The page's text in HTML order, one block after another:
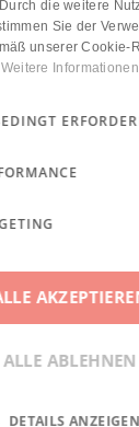
Berlin,
die weitere
Sie der
unserer Cookie-
Weitere Informationen
ALLE ABLEHNEN
DETAILS ANZEIGEN